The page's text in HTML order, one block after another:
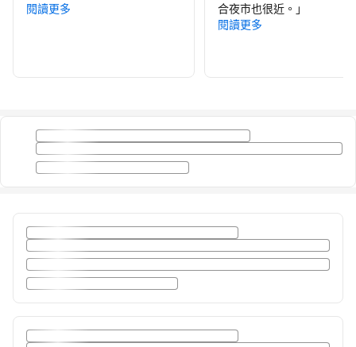
閱讀更多
合夜市也很近。 」
閱讀更多